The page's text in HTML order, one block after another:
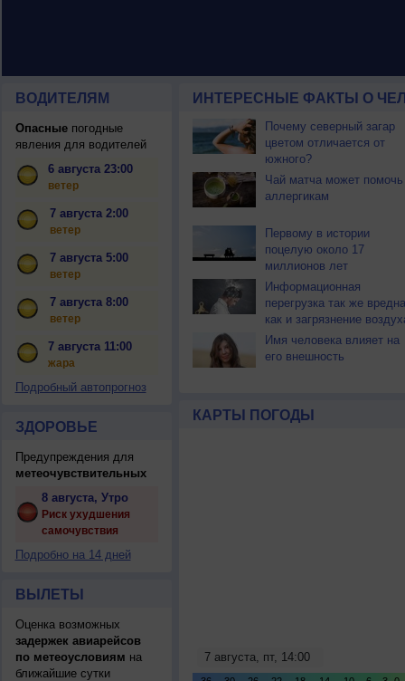
ВОДИТЕЛЯМ
Опасныепогодные
явления для водителей
6 августа 23:00
ветер
7 августа 2:00
ветер
7 августа 5:00
ветер
7 августа 8:00
ветер
7 августа 11:00
жара
Подробный автопрогноз
ЗДОРОВЬЕ
Предупреждения для
метеочувствительных
8 августа, Утро
Риск ухудшения
самочувствия
Подробно на 14 дней
ВЫЛЕТЫ
Оценка возможных
задержек авиарейсов
по метеоусловиям на
ближайшие сутки
ИНТЕРЕСНЫЕ ФАКТЫ О
Почему северный загар
цветом отличается от
южного?
Чай матча может помочь
аллергикам
Первому в истории
поцелую около 17
миллионов лет
Информационная
перегрузка так же
как и загрязнение
Имя человека влияет на
его внешность
КАРТЫ ПОГОДЫ